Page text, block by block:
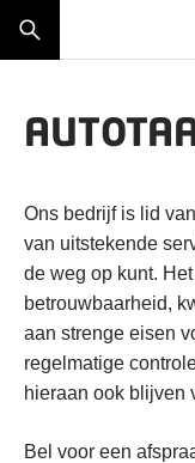
Ons bedrijf is lid
van uitstekende
de weg op kunt.
betrouwbaarheid,
aan strenge eisen
regelmatige
hieraan ook blijven
Bel voor een